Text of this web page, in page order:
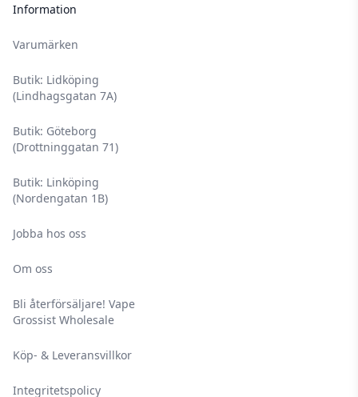
Information
Varumärken
Butik: Lidköping
(Lindhagsgatan 7A)
Butik: Göteborg
(Drottninggatan 71)
Butik: Linköping
(Nordengatan 1B)
Jobba hos oss
Om oss
Bli återförsäljare! Vape
Grossist Wholesale
Köp- & Leveransvillkor
Integritetspolicy